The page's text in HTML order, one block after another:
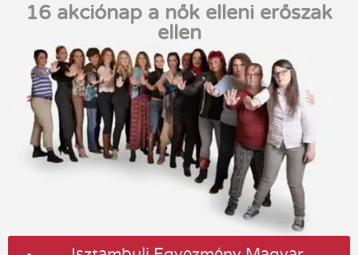
16 akciónap a nők elleni erőszak
ellen